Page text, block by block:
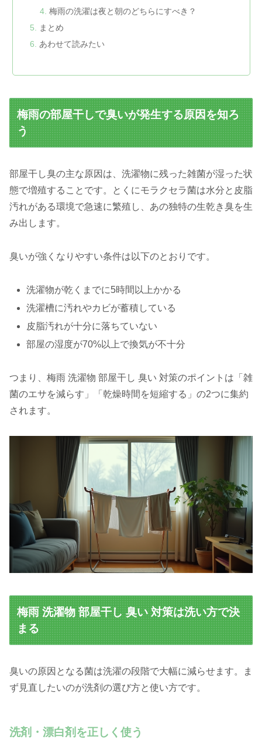
梅雨の洗濯は夜と朝のどちらにすべき？
まとめ
あわせて読みたい
梅雨の部屋干しで臭いが発生する原因を知ろ
う
部屋干し臭の主な原因は、洗濯物に残った雑菌が湿った状
態で増殖することです。とくにモラクセラ菌は水分と皮脂
汚れがある環境で急速に繁殖し、あの独特の生乾き臭を生
み出します。
臭いが強くなりやすい条件は以下のとおりです。
洗濯物が乾くまでに5時間以上かかる
洗濯槽に汚れやカビが蓄積している
皮脂汚れが十分に落ちていない
部屋の湿度が70%以上で換気が不十分
つまり、梅雨 洗濯物 部屋干し 臭い 対策のポイントは「雑
菌のエサを減らす」「乾燥時間を短縮する」の2つに集約
されます。
梅雨 洗濯物 部屋干し 臭い 対策は洗い方で決
まる
臭いの原因となる菌は洗濯の段階で大幅に減らせます。ま
ず見直したいのが洗剤の選び方と使い方です。
洗剤・漂白剤を正しく使う